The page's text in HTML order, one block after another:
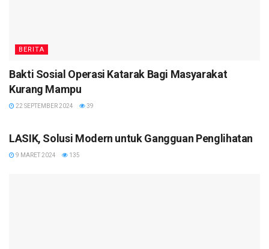
BERITA
Bakti Sosial Operasi Katarak Bagi Masyarakat
Kurang Mampu
22 SEPTEMBER 2024 39
LASIK, Solusi Modern untuk Gangguan Penglihatan
9 MARET 2024 135